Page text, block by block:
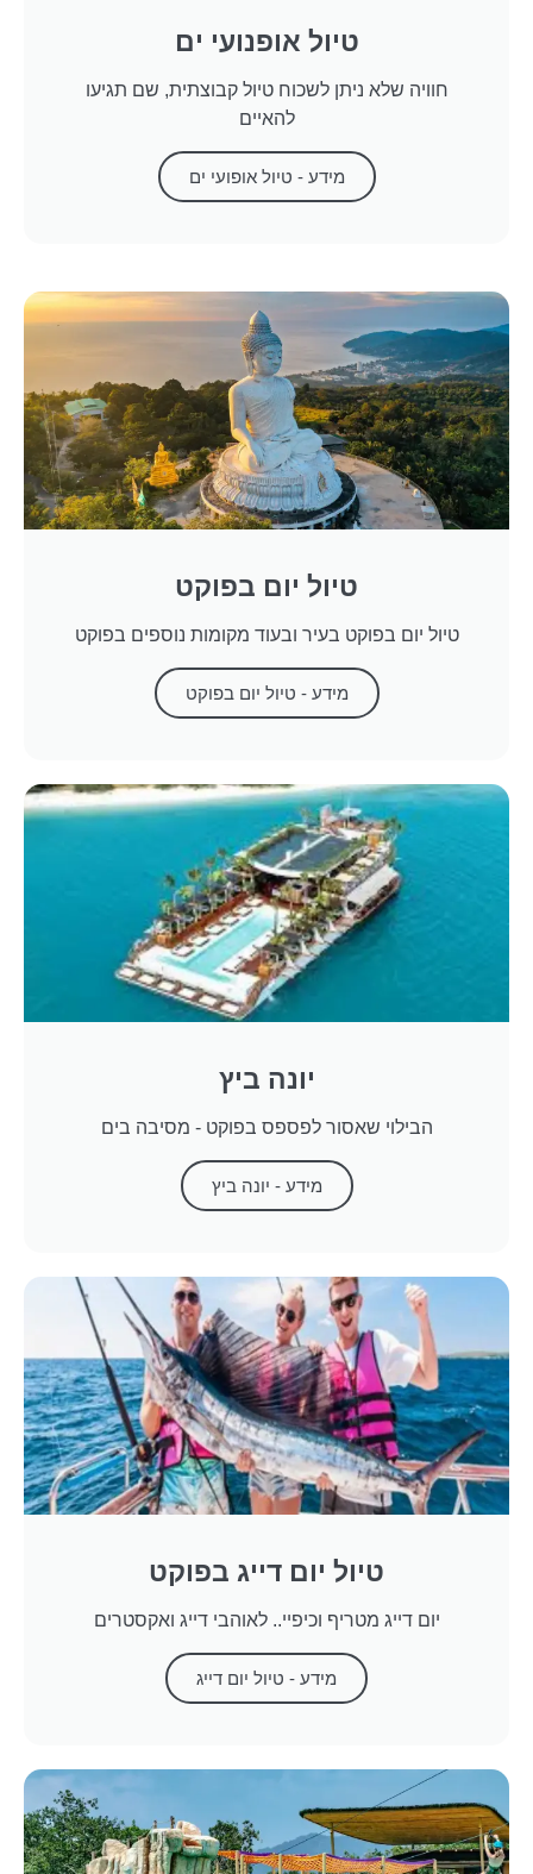
טיול אופנועי ים​
חוויה שלא ניתן לשכוח טיול קבוצתית, שם תגיעו
להאיים
מידע - טיול אופועי ים
טיול יום בפוקט
טיול יום בפוקט בעיר ובעוד מקומות נוספים בפוקט
מידע - טיול יום בפוקט
יונה ביץ
הבילוי שאסור לפספס בפוקט - מסיבה בים
מידע - יונה ביץ
טיול יום דייג בפוקט
יום דייג מטריף וכיפיי.. לאוהבי דייג ואקסטרים
מידע - טיול יום דייג